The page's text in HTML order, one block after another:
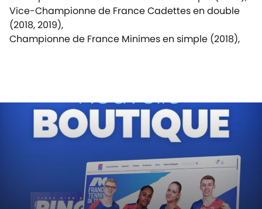
Vice-Championne de France Cadettes en double
(2018, 2019),
Championne de France Minimes en simple (2018),